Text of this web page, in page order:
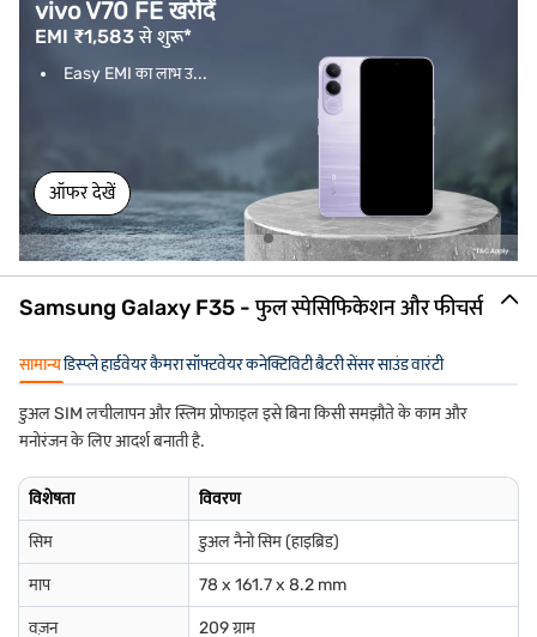
vivo V70 FE खरीदें
EMI ₹1,583 से शुरू*
Easy EMI का लाभ उ...
ऑफर देखें
Samsung Galaxy F35 - फुल स्पेसिफिकेशन और फीचर्स
सामान्यडिस्प्लेहार्डवेयरकैमरासॉफ्टवेयरकनेक्टिविटीबैटरीसेंसरसाउंडवारंटी
डुअल SIM लचीलापन और स्लिम प्रोफाइल इसे बिना किसी समझौते के काम और
मनोरंजन के लिए आदर्श बनाती है.
विशेषता विवरण
सिम डुअल नैनो सिम (हाइब्रिड)
माप 78 x 161.7 x 8.2 mm
वज़न 209 ग्राम